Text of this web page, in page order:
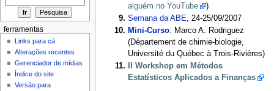
alguém no YouTube
)
Semana da ABE, 24-25/09/2007
Mini-Curso: Marco A. Rodriguez
(Département de chimie-biologie,
Université du Québec à Trois-Rivières)
II Workshop em Métodos
Estatísticos Aplicados a Finanças
ferramentas
Links para cá
Alterações recentes
Gerenciador de mídias
Índice do site
Versão para